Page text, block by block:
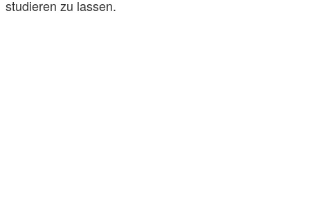
studieren zu lassen.